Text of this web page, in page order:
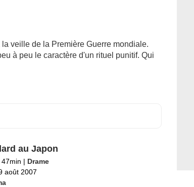
veille de la Première Guerre mondiale.
à peu le caractère d'un rituel punitif. Qui
au Japon
47min | Drame
août 2007